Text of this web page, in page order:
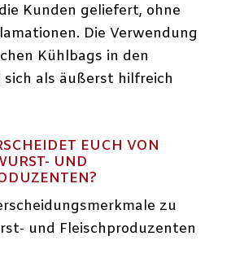
Kunden geliefert, ohne
Die Verwendung
Kühlbags in den
sich als äußerst hilfreich
EUCH VON
UND
zu
und Fleischproduzenten